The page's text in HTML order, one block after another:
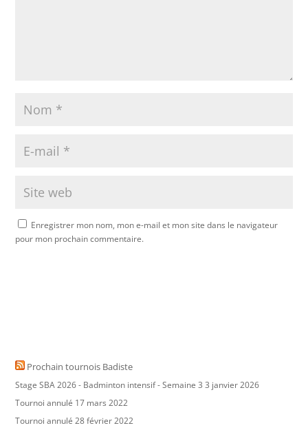
Enregistrer mon nom, mon e-mail et mon site dans le navigateur
pour mon prochain commentaire.
Prochain tournois Badiste
Stage SBA 2026 - Badminton intensif - Semaine 3 3 janvier 2026
Tournoi annulé 17 mars 2022
Tournoi annulé 28 février 2022